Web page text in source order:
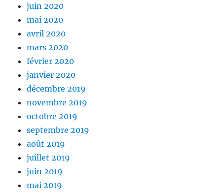
juin 2020
mai 2020
avril 2020
mars 2020
février 2020
janvier 2020
décembre 2019
novembre 2019
octobre 2019
septembre 2019
août 2019
juillet 2019
juin 2019
mai 2019